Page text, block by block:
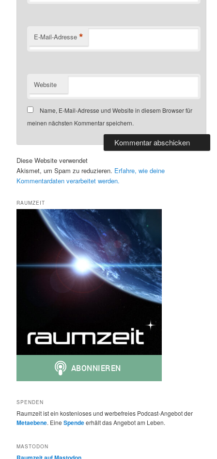
E-Mail-Adresse *
Website
Name, E-Mail-Adresse und Website in diesem Browser für
meinen nächsten Kommentar speichern.
Diese Website verwendet
Akismet, um Spam zu reduzieren. Erfahre, wie deine
Kommentardaten verarbeitet werden.
RAUMZEIT
SPENDEN
Raumzeit ist ein kostenloses und werbefreies Podcast-Angebot der
Metaebene. EineSpendeerhält das Angebot am Leben.
MASTODON